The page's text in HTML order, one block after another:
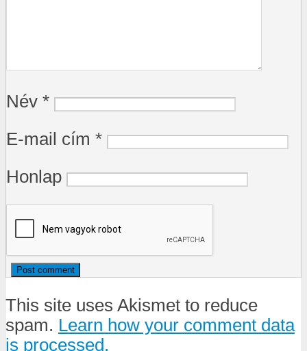
Név *
E-mail cím *
Honlap
This site uses Akismet to reduce
spam. Learn how your comment data
is processed.